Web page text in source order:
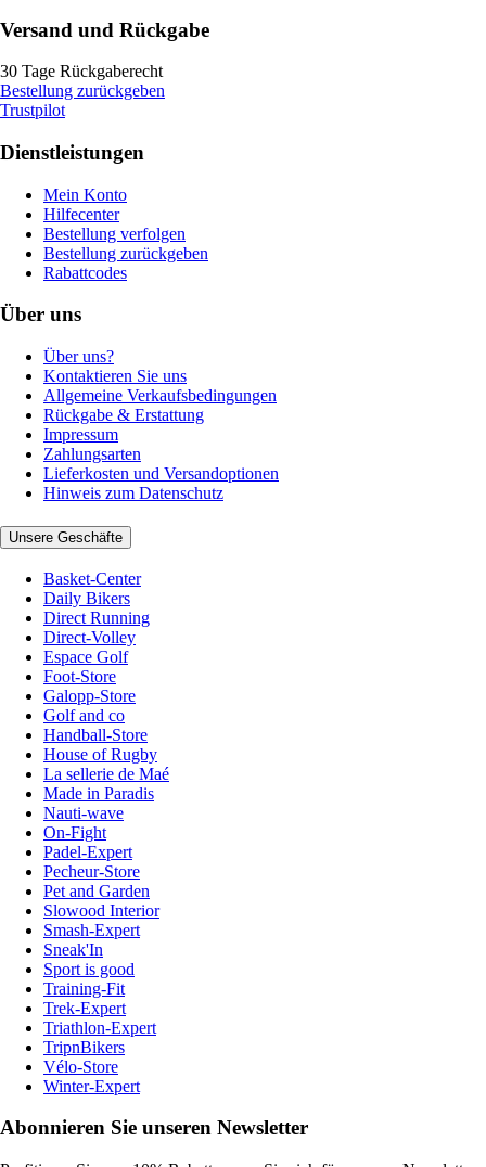
Versand und Rückgabe
30 Tage Rückgaberecht
Bestellung zurückgeben
Trustpilot
Dienstleistungen
Mein Konto
Hilfecenter
Bestellung verfolgen
Bestellung zurückgeben
Rabattcodes
Über uns
Über uns?
Kontaktieren Sie uns
Allgemeine Verkaufsbedingungen
Rückgabe & Erstattung
Impressum
Zahlungsarten
Lieferkosten und Versandoptionen
Hinweis zum Datenschutz
Unsere Geschäfte
Basket-Center
Daily Bikers
Direct Running
Direct-Volley
Espace Golf
Foot-Store
Galopp-Store
Golf and co
Handball-Store
House of Rugby
La sellerie de Maé
Made in Paradis
Nauti-wave
On-Fight
Padel-Expert
Pecheur-Store
Pet and Garden
Slowood Interior
Smash-Expert
Sneak'In
Sport is good
Training-Fit
Trek-Expert
Triathlon-Expert
TripnBikers
Vélo-Store
Winter-Expert
Abonnieren Sie unseren Newsletter